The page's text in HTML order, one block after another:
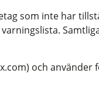
som inte har
och